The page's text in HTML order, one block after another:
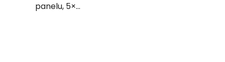
panelu, 5×...